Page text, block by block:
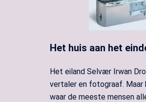
Het huis aan het
Het eiland Selvær Irwan
vertaler en fotograaf. Maar
waar de meeste mensen